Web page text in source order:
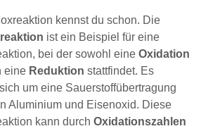
kennst du schon. Die
ist ein Beispiel für eine
bei der sowohl eine Oxidation
eine Reduktion stattfindet. Es
um eine Sauerstoffübertragung
Aluminium und Eisenoxid. Diese
kann durch Oxidationszahlen